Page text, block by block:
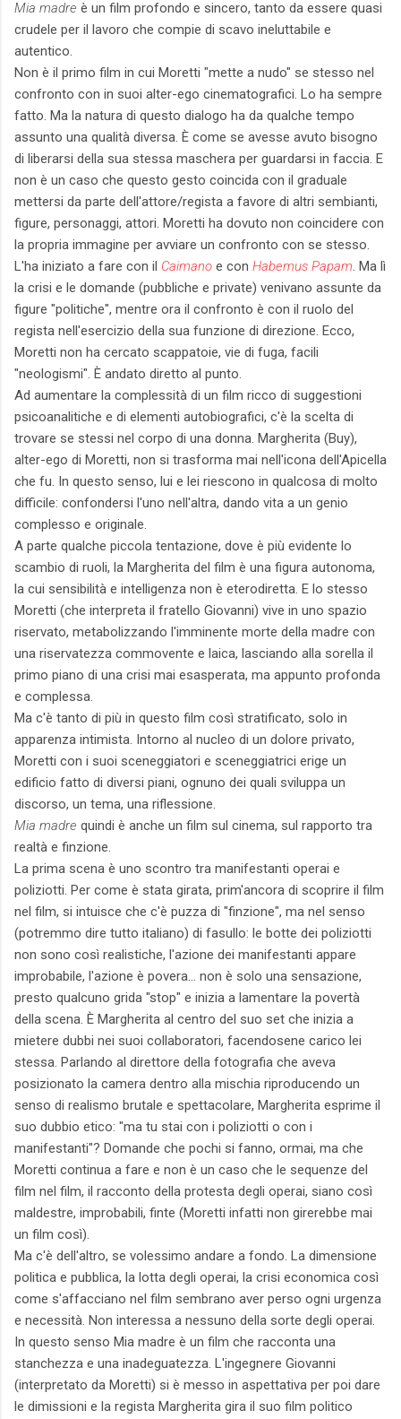
Mia madre è un film profondo e sincero, tanto da essere quasi
crudele per il lavoro che compie di scavo ineluttabile e
autentico.
Non è il primo film in cui Moretti "mette a nudo" se stesso nel
confronto con in suoi alter-ego cinematografici. Lo ha sempre
fatto. Ma la natura di questo dialogo ha da qualche tempo
assunto una qualità diversa. È come se avesse avuto bisogno
di liberarsi della sua stessa maschera per guardarsi in faccia. E
non è un caso che questo gesto coincida con il graduale
mettersi da parte dell'attore/regista a favore di altri sembianti,
figure, personaggi, attori. Moretti ha dovuto non coincidere con
la propria immagine per avviare un confronto con se stesso.
L'ha iniziato a fare con il Caimano e con Habemus Papam. Ma lì
la crisi e le domande (pubbliche e private) venivano assunte da
figure "politiche", mentre ora il confronto è con il ruolo del
regista nell'esercizio della sua funzione di direzione. Ecco,
Moretti non ha cercato scappatoie, vie di fuga, facili
"neologismi". È andato diretto al punto.
Ad aumentare la complessità di un film ricco di suggestioni
psicoanalitiche e di elementi autobiografici, c'è la scelta di
trovare se stessi nel corpo di una donna. Margherita (Buy),
alter-ego di Moretti, non si trasforma mai nell'icona dell'Apicella
che fu. In questo senso, lui e lei riescono in qualcosa di molto
difficile: confondersi l'uno nell'altra, dando vita a un genio
complesso e originale.
A parte qualche piccola tentazione, dove è più evidente lo
scambio di ruoli, la Margherita del film è una figura autonoma,
la cui sensibilità e intelligenza non è eterodiretta. E lo stesso
Moretti (che interpreta il fratello Giovanni) vive in uno spazio
riservato, metabolizzando l'imminente morte della madre con
una riservatezza commovente e laica, lasciando alla sorella il
primo piano di una crisi mai esasperata, ma appunto profonda
e complessa.
Ma c'è tanto di più in questo film così stratificato, solo in
apparenza intimista. Intorno al nucleo di un dolore privato,
Moretti con i suoi sceneggiatori e sceneggiatrici erige un
edificio fatto di diversi piani, ognuno dei quali sviluppa un
discorso, un tema, una riflessione.
Mia madre quindi è anche un film sul cinema, sul rapporto tra
realtà e finzione.
La prima scena è uno scontro tra manifestanti operai e
poliziotti. Per come è stata girata, prim'ancora di scoprire il film
nel film, si intuisce che c'è puzza di "finzione", ma nel senso
(potremmo dire tutto italiano) di fasullo: le botte dei poliziotti
non sono così realistiche, l'azione dei manifestanti appare
improbabile, l'azione è povera... non è solo una sensazione,
presto qualcuno grida "stop" e inizia a lamentare la povertà
della scena. È Margherita al centro del suo set che inizia a
mietere dubbi nei suoi collaboratori, facendosene carico lei
stessa. Parlando al direttore della fotografia che aveva
posizionato la camera dentro alla mischia riproducendo un
senso di realismo brutale e spettacolare, Margherita esprime il
suo dubbio etico: "ma tu stai con i poliziotti o con i
manifestanti"? Domande che pochi si fanno, ormai, ma che
Moretti continua a fare e non è un caso che le sequenze del
film nel film, il racconto della protesta degli operai, siano così
maldestre, improbabili, finte (Moretti infatti non girerebbe mai
un film così).
Ma c'è dell'altro, se volessimo andare a fondo. La dimensione
politica e pubblica, la lotta degli operai, la crisi economica così
come s'affacciano nel film sembrano aver perso ogni urgenza
e necessità. Non interessa a nessuno della sorte degli operai.
In questo senso Mia madre è un film che racconta una
stanchezza e una inadeguatezza. L'ingegnere Giovanni
(interpretato da Moretti) si è messo in aspettativa per poi dare
le dimissioni e la regista Margherita gira il suo film politico